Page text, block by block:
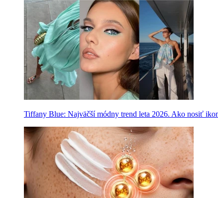
Tiffany Blue: Najväčší módny trend leta 2026. Ako nosiť